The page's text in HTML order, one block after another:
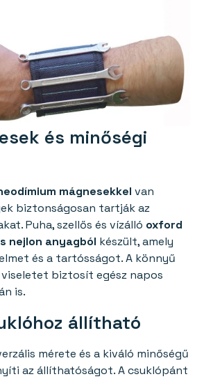
és minőségi
mágnesekkel van
biztonságosan tartják az
Puha, szellős és vízálló oxford
nejlon anyagból készült, amely
és a tartósságot. A könnyű
viseletet biztosít egész napos
is.
állítható
mérete és a kiváló minőségű
az állíthatóságot. A csuklópánt